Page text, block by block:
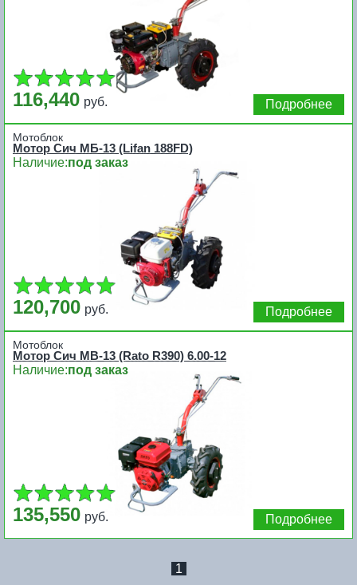
116,440 руб. Подробнее
Мотоблок
Мотор Сич МБ-13 (Lifan 188FD)
Наличие:под заказ
120,700 руб. Подробнее
Мотоблок
Мотор Сич MB-13 (Rato R390) 6.00-12
Наличие:под заказ
135,550 руб. Подробнее
1